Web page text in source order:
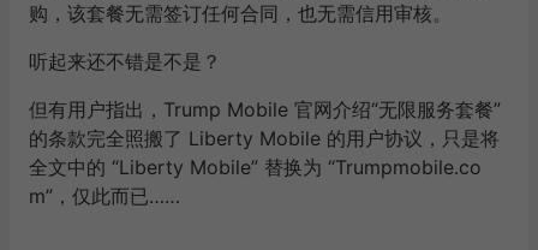
购，该套餐无需签订任何合同，也无需信用审核。
听起来还不错是不是？
但有用户指出，Trump Mobile 官网介绍“无限服务套餐”
的条款完全照搬了 Liberty Mobile 的用户协议，只是将
全文中的 “Liberty Mobile” 替换为 “Trumpmobile.co
m”，仅此而已……